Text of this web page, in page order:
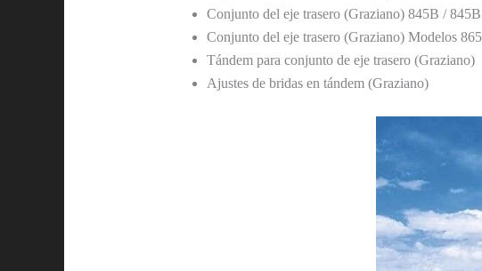
Conjunto del eje trasero (Graziano) 845B /
Conjunto del eje trasero (Graziano) Modelos
Tándem para conjunto de eje trasero (Graziano)
Ajustes de bridas en tándem (Graziano)